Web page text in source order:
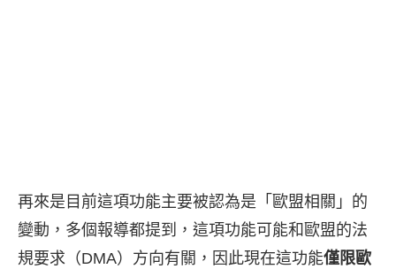
再來是目前這項功能主要被認為是「歐盟相關」的
變動，多個報導都提到，這項功能可能和歐盟的法
規要求（DMA）方向有關，因此現在這功能僅限歐